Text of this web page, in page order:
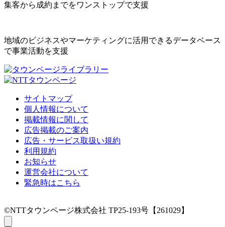
集客から成約までをワンストップで支援
地域のビジネスやマーケティングに活用できるデータベース
で事業活動を支援
サイトマップ
個人情報について
掲載情報に関して
広告掲載のご案内
広告・サービス取扱い規約
利用規約
お知らせ
運営会社について
緊急時はこちら
©NTTタウンページ株式会社 TP25-193号【261029】